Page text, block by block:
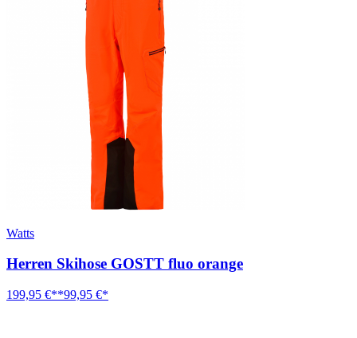
Watts
Herren Skihose GOSTT fluo orange
199,95 €**99,95 €*